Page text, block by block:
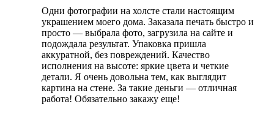
Одни фотографии на холсте стали настоящим
украшением моего дома. Заказала печать быстро и
просто — выбрала фото, загрузила на сайте и
подождала результат. Упаковка пришла
аккуратной, без повреждений. Качество
исполнения на высоте: яркие цвета и четкие
детали. Я очень довольна тем, как выглядит
картина на стене. За такие деньги — отличная
работа! Обязательно закажу еще!